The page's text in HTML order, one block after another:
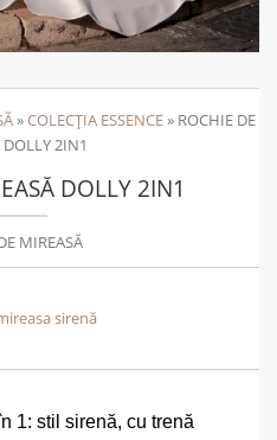
»COLECȚIA ESSENCE» ROCHIE DE
DOLLY 2IN1
DOLLY 2IN1
MIREASĂ
sirenă
1: stil sirenă, cu trenă